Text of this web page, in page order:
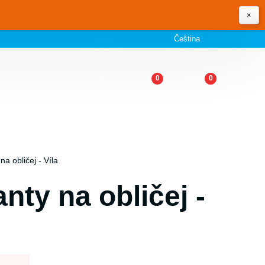
×
Čeština
0 0
obličej - Víla
na obličej -